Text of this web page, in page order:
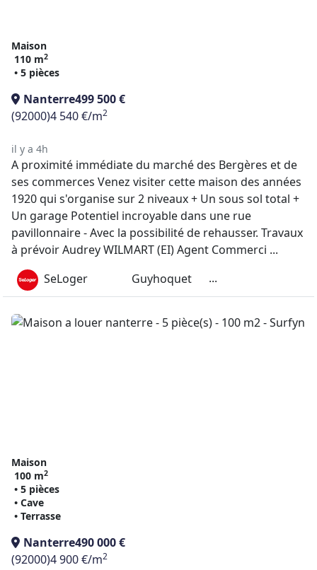
Maison
110 m2
• 5 pièces
Nanterre499 500 €
(92000)4 540 €/m2
il y a 4h
A proximité immédiate du marché des Bergères et de
ses commerces Venez visiter cette maison des années
1920 qui s'organise sur 2 niveaux + Un sous sol total +
Un garage Potentiel incroyable dans une rue
pavillonnaire - Avec la possibilité de rehausser. Travaux
à prévoir Audrey WILMART (EI) Agent Commerci ...
SeLoger
Guyhoquet ...
Maison
100 m2
• 5 pièces
• Cave
• Terrasse
Nanterre490 000 €
(92000)4 900 €/m2